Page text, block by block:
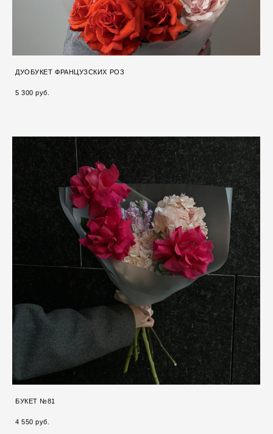
ДУОБУКЕТ ФРАНЦУЗСКИХ РОЗ
5 300 pуб.
БУКЕТ №81
4 550 pуб.